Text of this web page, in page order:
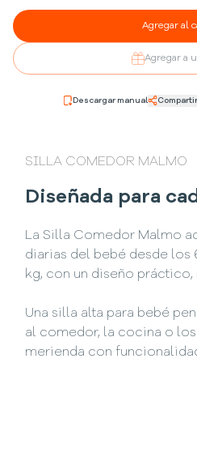
Agregar al
Agregar a
Descargar manual Compartir
SILLA COMEDOR MALMO
Diseñada para
La Silla Comedor Malmo
diarias del bebé desde los
kg, con un diseño
Una silla alta para bebé
al comedor, la cocina o
merienda con